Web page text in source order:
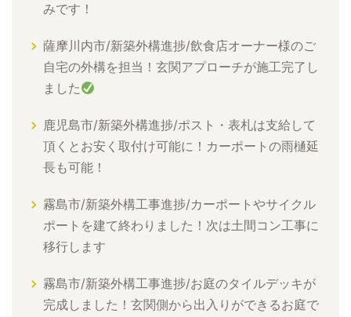
みです！
薩摩川内市/新築外構進捗/飲食店オーナー様のご
自宅の外構を担当！玄関アプローチが施工完了し
ました
鹿児島市/新築外構進捗/ポスト・表札は支給して
頂くとお安く取付け可能に！カーポートの雨樋延
長も可能！
霧島市/新築外構工事進捗/カーポートやサイクル
ポートを建て終わりました！次は土間コン工事に
移行します
霧島市/新築外構工事進捗/お庭のタイルデッキが
完成しました！玄関側から出入りができるお庭で